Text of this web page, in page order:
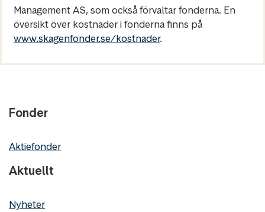
Management AS, som också förvaltar fonderna. En
översikt över kostnader i fonderna finns på
www.skagenfonder.se/kostnader.
Fonder
Aktiefonder
Aktuellt
Nyheter